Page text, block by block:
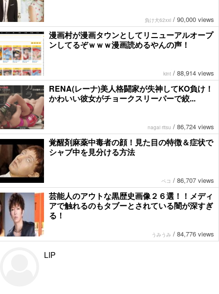
負け犬62xxi / 90,000 views
漫画村が漫画タウンとしてリニューアルオープ
ンしてるぞｗｗｗ漫画読めるやんの声！
kint / 88,914 views
RENA(レーナ)美人格闘家が失神してKO負け！
かわいい彼女がチョークスリーパーで絞...
nagai ritsu / 86,724 views
覚醒剤麻薬中毒者の顔！見た目の特徴＆症状で
シャブ中を見分ける方法
ペコ / 86,707 views
芸能人のアウトな黒歴史画像２６選！！メディ
アで触れるのもタブーとされている闇が深すぎ
る！
うみうみ / 84,776 views
LIP